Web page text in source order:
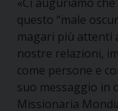
questo “male
magari più attenti
nostre relazioni,
come persone e
suo messaggio in
Missionaria